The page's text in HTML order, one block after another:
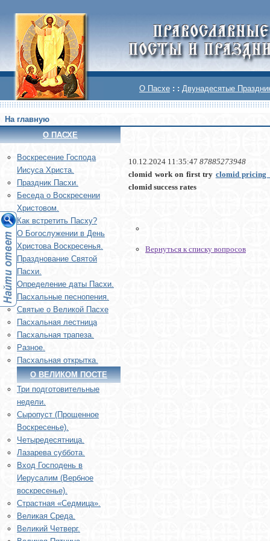
О Пасхе : : Двунадесятые
На главную
О ПАСХЕ
Воскреcение Господа
Иисуса Христа.
Праздник Пасхи.
Беседа о Воскресении
Христовом.
Как встретить Пасху?
О Богослужении в День
Христова Воскресенья.
Празднование Святой
Пасхи.
Определение даты Пасхи.
Пасхальные песнопения.
Святые о Великой Пасхе
Пасхальная лестница
Пасхальная трапеза.
Разное.
Пасхальная открытка.
О ВЕЛИКОМ ПОСТЕ
Три подготовительные
недели.
Сыропуст (Прощенное
Воскресенье).
Четыредесятница.
Лазарева суббота.
Вход Господень в
Иерусалим (Вербное
воскресенье).
Страстная «Седмица».
Великая Среда.
Великий Четверг.
10.12.2024 11:35:47 87885273948
clomid work on first try clomid pricing
clomid success rates
Вернуться к списку вопросов